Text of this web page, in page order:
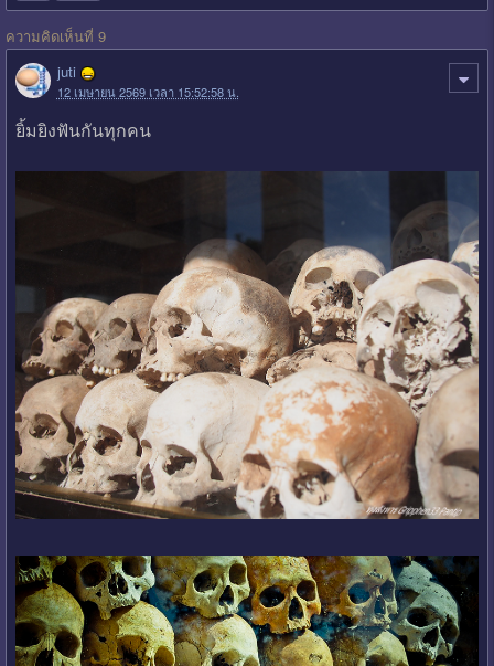
ความคิดเห็นที่ 9
juti
12 เมษายน 2569 เวลา 15:52:58 น.
ยิ้มยิงฟันกันทุกคน